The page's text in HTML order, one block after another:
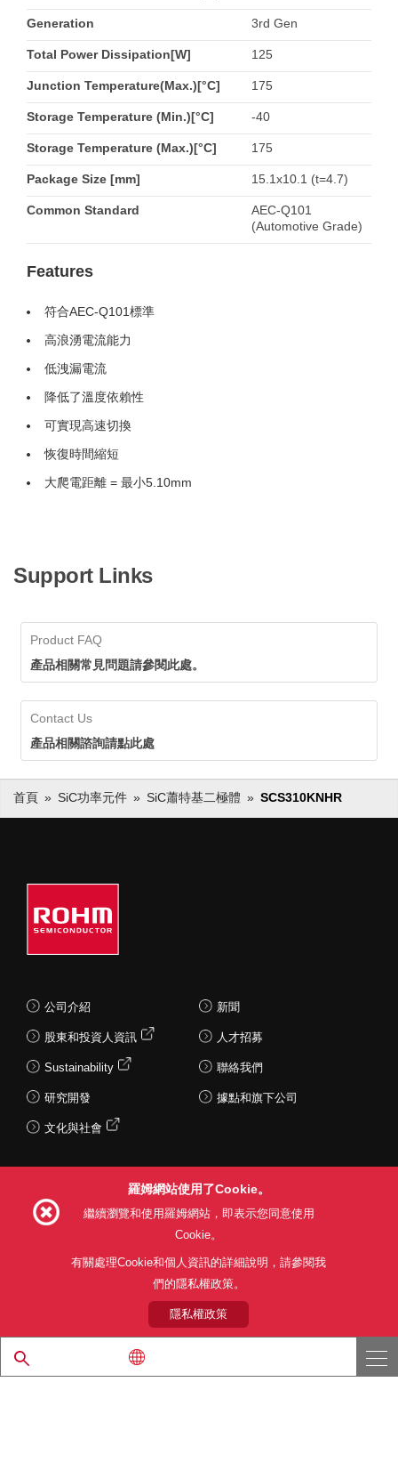
Generation 3rd Gen
Total Power Dissipation[W] 125
Junction Temperature(Max.)[°C] 175
Storage Temperature (Min.)[°C] -40
Storage Temperature (Max.)[°C] 175
Package Size [mm] 15.1x10.1 (t=4.7)
Common Standard
AEC-Q101
(Automotive Grade)
Features
符合AEC-Q101標準
高浪湧電流能力
低洩漏電流
降低了溫度依賴性
可實現高速切換
恢復時間縮短
大爬電距離 = 最小5.10mm
Support Links
Product FAQ
產品相關常見問題請參閱此處。
Contact Us
產品相關諮詢請點此處
首頁 SiC功率元件 SiC蕭特基二極體 SCS310KNHR
公司介紹
股東和投資人資訊
Sustainability
研究開發
文化與社會
新聞
人才招募
聯絡我們
據點和旗下公司
利用目的 隱私權政策
關於本公司產品銷售之標準條款(PDF)
© 1997 - 2026 ROHM CO., LTD. ALL RIGHTS RESERVED.
羅姆網站使用了Cookie。
繼續瀏覽和使用羅姆網站，即表示您同意使用
Cookie。
有關處理Cookie和個人資訊的詳細說明，請參閱我
們的隱私權政策。
隱私權政策